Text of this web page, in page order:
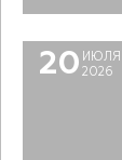
20 ИЮЛЯ
2026